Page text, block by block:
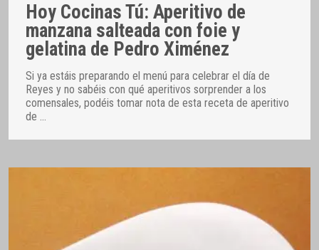
Hoy Cocinas Tú: Aperitivo de
manzana salteada con foie y
gelatina de Pedro Ximénez
Si ya estáis preparando el menú para celebrar el día de
Reyes y no sabéis con qué aperitivos sorprender a los
comensales, podéis tomar nota de esta receta de aperitivo
de